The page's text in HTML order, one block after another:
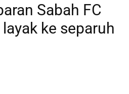
Sabah FC
ke separuh